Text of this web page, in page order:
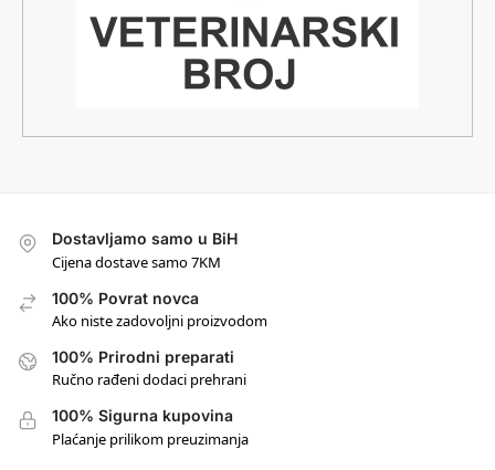
Dostavljamo samo u BiH
Cijena dostave samo 7KM
100% Povrat novca
Ako niste zadovoljni proizvodom
100% Prirodni preparati
Ručno rađeni dodaci prehrani
100% Sigurna kupovina
Plaćanje prilikom preuzimanja